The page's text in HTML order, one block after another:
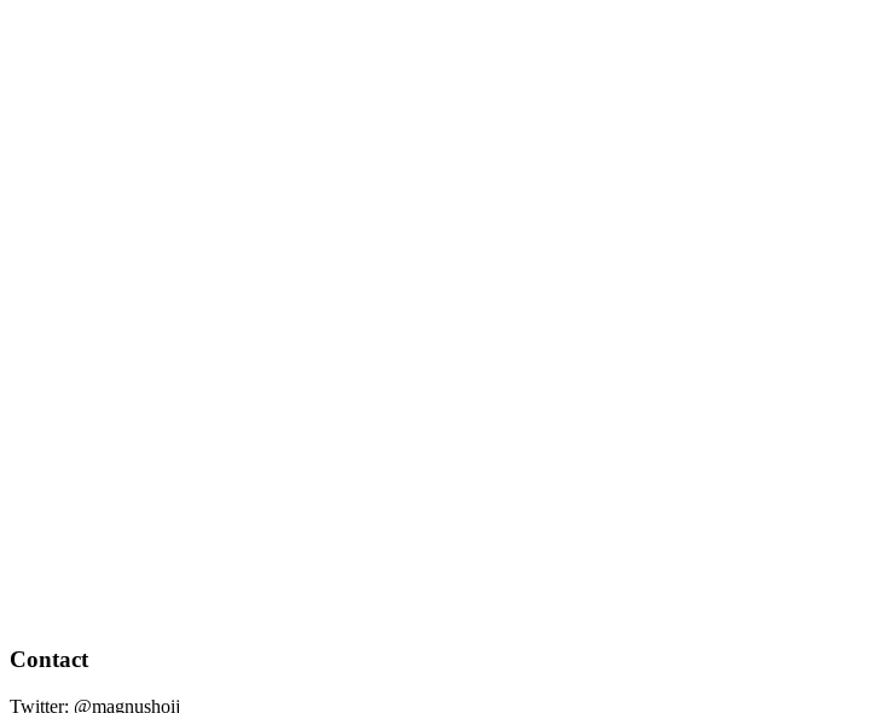
Contact
Twitter: @magnushoij